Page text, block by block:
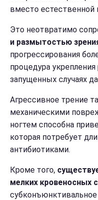
вместо естественной
Это неотвратимо
и размытостью
прогрессирования
процедура
запущенных случаях
Агрессивное трение
механическими
ногтем способна
которая потребует
антибиотиками.
Кроме того,
мелких кровеносных